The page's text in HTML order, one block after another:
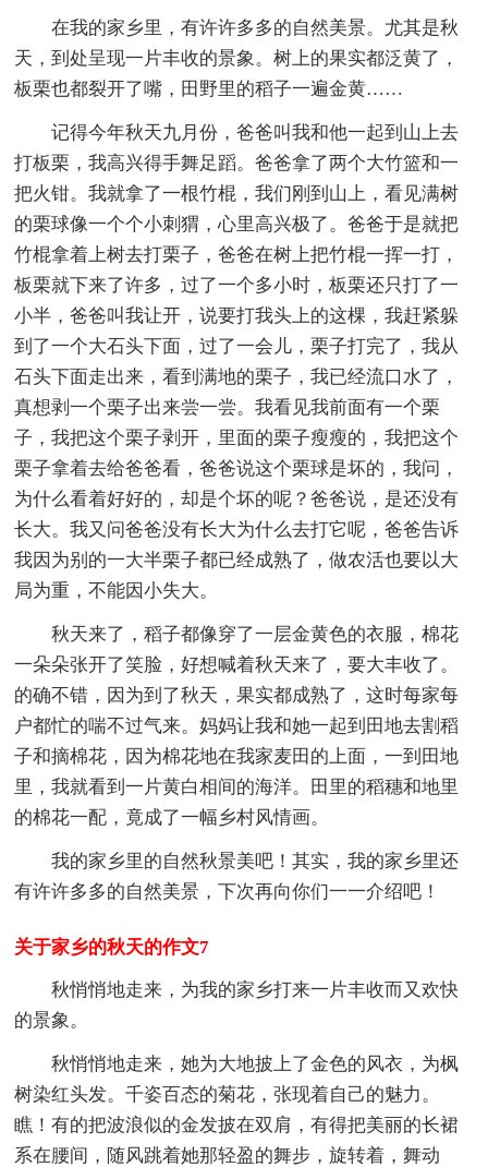
在我的家乡里，有许许多多的自然美景。尤其是秋
天，到处呈现一片丰收的景象。树上的果实都泛黄了，
板栗也都裂开了嘴，田野里的稻子一遍金黄……
记得今年秋天九月份，爸爸叫我和他一起到山上去
打板栗，我高兴得手舞足蹈。爸爸拿了两个大竹篮和一
把火钳。我就拿了一根竹棍，我们刚到山上，看见满树
的栗球像一个个小刺猬，心里高兴极了。爸爸于是就把
竹棍拿着上树去打栗子，爸爸在树上把竹棍一挥一打，
板栗就下来了许多，过了一个多小时，板栗还只打了一
小半，爸爸叫我让开，说要打我头上的这棵，我赶紧躲
到了一个大石头下面，过了一会儿，栗子打完了，我从
石头下面走出来，看到满地的栗子，我已经流口水了，
真想剥一个栗子出来尝一尝。我看见我前面有一个栗
子，我把这个栗子剥开，里面的栗子瘦瘦的，我把这个
栗子拿着去给爸爸看，爸爸说这个栗球是坏的，我问，
为什么看着好好的，却是个坏的呢？爸爸说，是还没有
长大。我又问爸爸没有长大为什么去打它呢，爸爸告诉
我因为别的一大半栗子都已经成熟了，做农活也要以大
局为重，不能因小失大。
秋天来了，稻子都像穿了一层金黄色的衣服，棉花
一朵朵张开了笑脸，好想喊着秋天来了，要大丰收了。
的确不错，因为到了秋天，果实都成熟了，这时每家每
户都忙的喘不过气来。妈妈让我和她一起到田地去割稻
子和摘棉花，因为棉花地在我家麦田的上面，一到田地
里，我就看到一片黄白相间的海洋。田里的稻穗和地里
的棉花一配，竟成了一幅乡村风情画。
我的家乡里的自然秋景美吧！其实，我的家乡里还
有许许多多的自然美景，下次再向你们一一介绍吧！
关于家乡的秋天的作文7
秋悄悄地走来，为我的家乡打来一片丰收而又欢快
的景象。
秋悄悄地走来，她为大地披上了金色的风衣，为枫
树染红头发。千姿百态的菊花，张现着自己的魅力。
瞧！有的把波浪似的金发披在双肩，有得把美丽的长裙
系在腰间，随风跳着她那轻盈的舞步，旋转着，舞动